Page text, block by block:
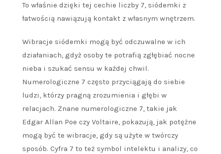
To właśnie dzięki tej cechie liczby 7, siódemki z
łatwością nawiązują kontakt z własnym wnętrzem.
Wibracje siódemki mogą być odczuwalne w ich
działaniach, gdyż osoby te potrafią zgłębiać nocne
nieba i szukać sensu w każdej chwil.
Numerologiczne 7 często przyciągają do siebie
ludzi, którzy pragną zrozumienia i głębi w
relacjach. Znane numerologiczne 7, takie jak
Edgar Allan Poe czy Voltaire, pokazują, jak potężne
mogą być te wibracje, gdy są użyte w twórczy
sposób. Cyfra 7 to też symbol intelektu i analizy, co